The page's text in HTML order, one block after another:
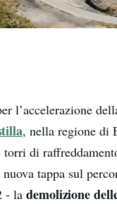
l’accelerazione
, nella regione di
torri di
tappa sul
- lademolizione